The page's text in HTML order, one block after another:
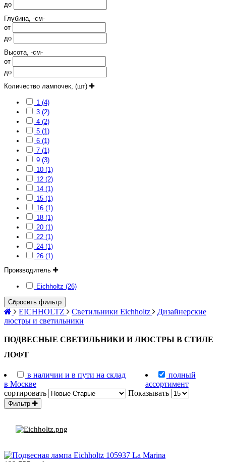
до
Глубина, -см-
от
до
Высота, -см-
от
до
Количество лампочек, (шт)
1 (4)
3 (2)
4 (2)
5 (1)
6 (1)
7 (1)
9 (3)
10 (1)
12 (2)
14 (1)
15 (1)
16 (1)
18 (1)
20 (1)
22 (1)
24 (1)
26 (1)
Производитель
Eichholtz (26)
Сбросить фильтр
EICHHOLTZ Светильники Eichholtz
Дизайнерские
люстры и светильники
ПОДВЕСНЫЕ СВЕТИЛЬНИКИ И ЛЮСТРЫ В СТИЛЕ
ЛОФТ
в наличии и в пути на склад
в Москве
полный
ассортимент
сортировать
Показывать
Фильтр